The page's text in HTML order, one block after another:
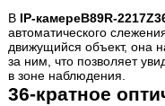
В IP-камереB89R-
автоматического
движущийся объект, она
за ним, что позволяет
в зоне наблюдения.
36-кратное